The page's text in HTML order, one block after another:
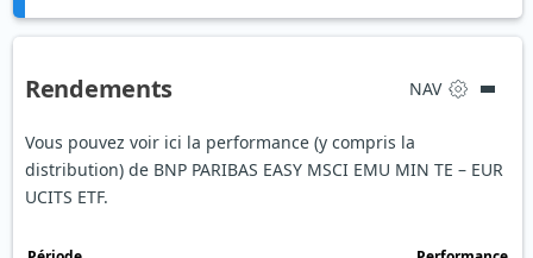
Rendements NAV
Vous pouvez voir ici la performance (y compris la
distribution) de BNP PARIBAS EASY MSCI EMU MIN TE – EUR
UCITS ETF.